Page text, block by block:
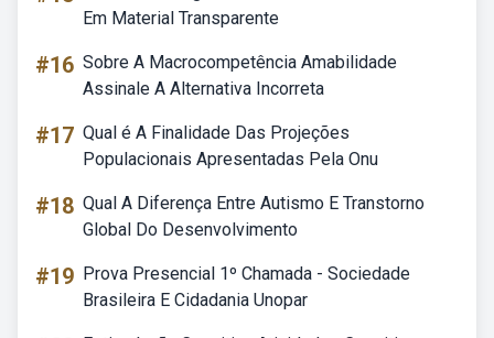
Em Material Transparente
#16 Sobre A Macrocompetência Amabilidade
Assinale A Alternativa Incorreta
#17 Qual é A Finalidade Das Projeções
Populacionais Apresentadas Pela Onu
#18 Qual A Diferença Entre Autismo E Transtorno
Global Do Desenvolvimento
#19 Prova Presencial 1º Chamada - Sociedade
Brasileira E Cidadania Unopar